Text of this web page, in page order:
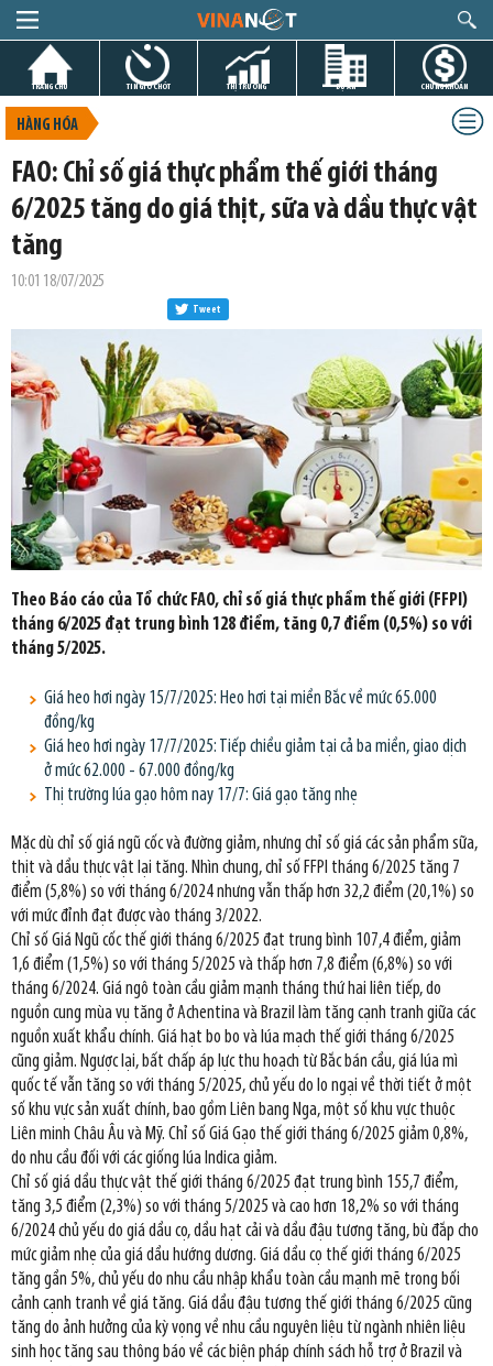
TRANG CHỦ TIN GIỜ CHÓT THỊ TRƯỜNG DỰ ÁN CHỨNG KHOÁN
HÀNG HÓA
FAO: Chỉ số giá thực phẩm thế giới tháng
6/2025 tăng do giá thịt, sữa và dầu thực vật
tăng
10:01 18/07/2025
Tweet
Theo Báo cáo của Tổ chức FAO, chỉ số giá thực phẩm thế giới (FFPI)
tháng 6/2025 đạt trung bình 128 điểm, tăng 0,7 điểm (0,5%) so với
tháng 5/2025.
Giá heo hơi ngày 15/7/2025: Heo hơi tại miền Bắc về mức 65.000
đồng/kg
Giá heo hơi ngày 17/7/2025: Tiếp chiều giảm tại cả ba miền, giao dịch
ở mức 62.000 - 67.000 đồng/kg
Thị trường lúa gạo hôm nay 17/7: Giá gạo tăng nhẹ
Mặc dù chỉ số giá ngũ cốc và đường giảm, nhưng chỉ số giá các sản phẩm sữa,
thịt và dầu thực vật lại tăng. Nhìn chung, chỉ số FFPI tháng 6/2025 tăng 7
điểm (5,8%) so với tháng 6/2024 nhưng vẫn thấp hơn 32,2 điểm (20,1%) so
với mức đỉnh đạt được vào tháng 3/2022.
Chỉ số Giá Ngũ cốc thế giới tháng 6/2025 đạt trung bình 107,4 điểm, giảm
1,6 điểm (1,5%) so với tháng 5/2025 và thấp hơn 7,8 điểm (6,8%) so với
tháng 6/2024. Giá ngô toàn cầu giảm mạnh tháng thứ hai liên tiếp, do
nguồn cung mùa vụ tăng ở Achentina và Brazil làm tăng cạnh tranh giữa các
nguồn xuất khẩu chính. Giá hạt bo bo và lúa mạch thế giới tháng 6/2025
cũng giảm. Ngược lại, bất chấp áp lực thu hoạch từ Bắc bán cầu, giá lúa mì
quốc tế vẫn tăng so với tháng 5/2025, chủ yếu do lo ngại về thời tiết ở một
số khu vực sản xuất chính, bao gồm Liên bang Nga, một số khu vực thuộc
Liên minh Châu Âu và Mỹ. Chỉ số Giá Gạo thế giới tháng 6/2025 giảm 0,8%,
do nhu cầu đối với các giống lúa Indica giảm.
Chỉ số giá dầu thực vật thế giới tháng 6/2025 đạt trung bình 155,7 điểm,
tăng 3,5 điểm (2,3%) so với tháng 5/2025 và cao hơn 18,2% so với tháng
6/2024 chủ yếu do giá dầu cọ, dầu hạt cải và dầu đậu tương tăng, bù đắp cho
mức giảm nhẹ của giá dầu hướng dương. Giá dầu cọ thế giới tháng 6/2025
tăng gần 5%, chủ yếu do nhu cầu nhập khẩu toàn cầu mạnh mẽ trong bối
cảnh cạnh tranh về giá tăng. Giá dầu đậu tương thế giới tháng 6/2025 cũng
tăng do ảnh hưởng của kỳ vọng về nhu cầu nguyên liệu từ ngành nhiên liệu
sinh học tăng sau thông báo về các biện pháp chính sách hỗ trợ ở Brazil và